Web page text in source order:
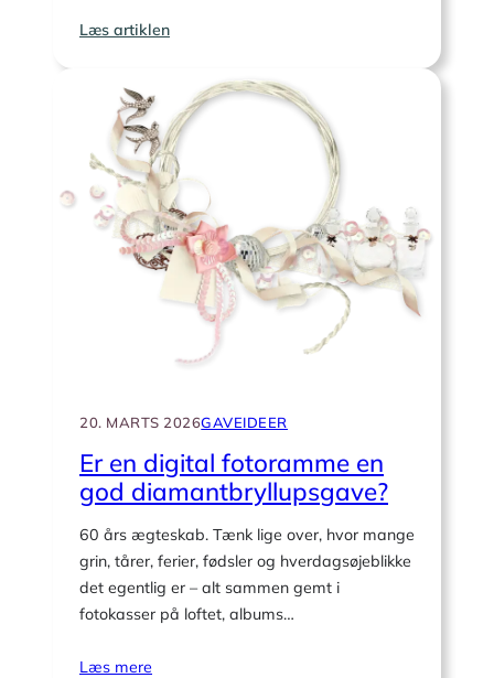
Læs artiklen:
børnebørnenes
fotobog
til
diamantbrylluppet
20. MARTS 2026GAVEIDEER
Er en digital fotoramme en
god diamantbryllupsgave?
60 års ægteskab. Tænk lige over, hvor mange
grin, tårer, ferier, fødsler og hverdagsøjeblikke
det egentlig er – alt sammen gemt i
fotokasser på loftet, albums…
Læs mere